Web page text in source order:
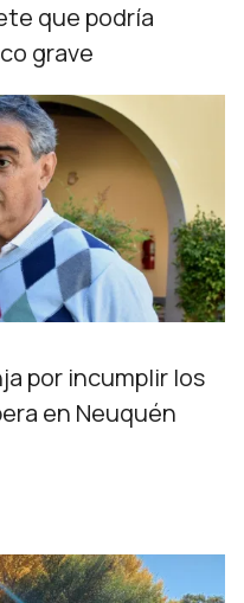
que podría
grave
por incumplir los
en Neuquén